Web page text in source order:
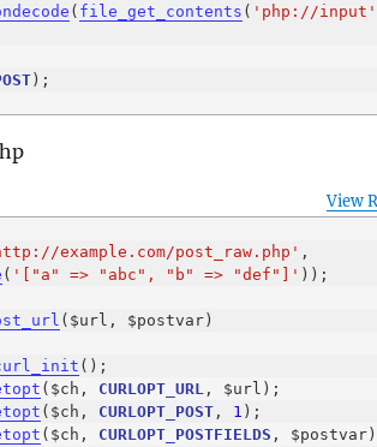
( file_get_contents ( 'php://input'
View
example.com/post_raw.php'
( '["a" => "abc", "b" => "def"]'
($ch, CURLOPT_URL
($ch, CURLOPT_POST , 1
($ch, CURLOPT_POSTFIELDS